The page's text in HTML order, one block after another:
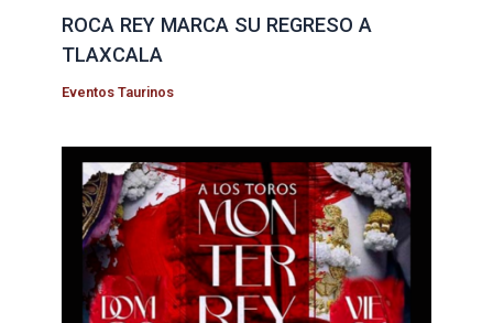
ROCA REY MARCA SU REGRESO A
TLAXCALA
Eventos Taurinos